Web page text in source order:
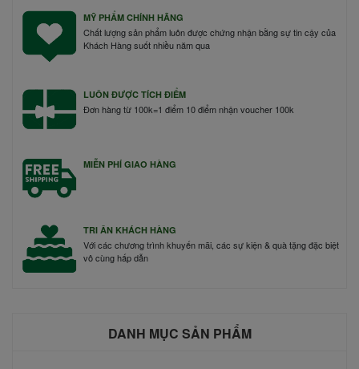
MỸ PHẨM CHÍNH HÃNG
Chất lượng sản phẩm luôn được chứng nhận bằng sự tin cậy của
Khách Hàng suốt nhiều năm qua
LUÔN ĐƯỢC TÍCH ĐIỂM
Đơn hàng từ 100k=1 điểm 10 điểm nhận voucher 100k
MIỄN PHÍ GIAO HÀNG
TRI ÂN KHÁCH HÀNG
Với các chương trình khuyến mãi, các sự kiện & quà tặng đặc biệt
vô cùng hấp dẫn
DANH MỤC SẢN PHẨM